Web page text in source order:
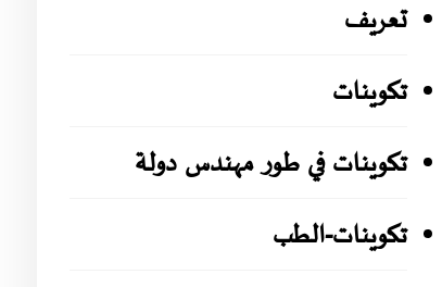
تعريف
تكوينات
تكوينات في طور مهندس دولة
تكوينات-الطب